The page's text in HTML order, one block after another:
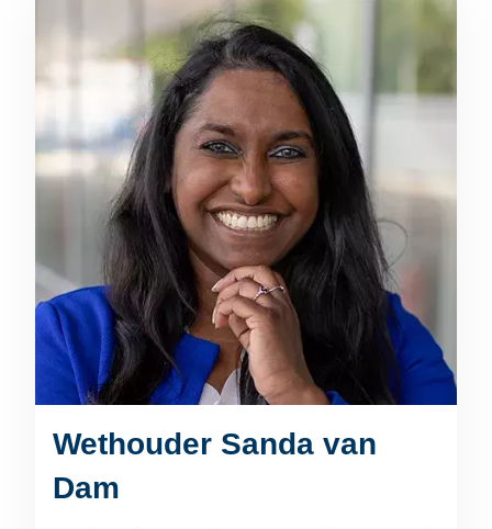
Wethouder Sanda van
Dam